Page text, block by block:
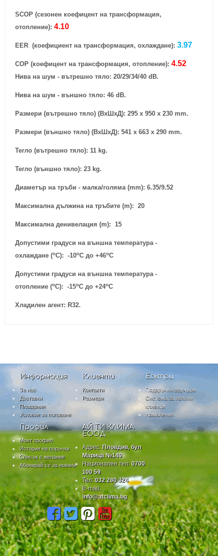
SCOP (сезонен коефицент на трансформация,
отопление): 4.10
EER (коефициент на трансформация, охлаждане): 3.97
COP (коефицент на трансформация, отопление): 4.52
Нива на шум - вътрешно тяло: 20/29/34/40 dB.
Нива на шум - външно тяло: 46 dB.
Размери (вътрешно тяло) (ВxШxД): 295 x 950 x 230 mm.
Размери (външно тяло) (ВxШxД): 541 x 663 x 290 mm.
Тегло (вътрешно тяло): 11 kg.
Тегло (външно тяло): 23 kg.
Диаметър на тръби - малка/голяма (mm): 6.35/9.52
Максимална дължина на тръбите (m): 20
Максимална денивелация (m): 15
Допустими градуси на външна температура -
охлаждане (oC): -10oC до +46oC
Допустими градуси на външна температура -
отопление (oC): -15oC до +24oC
Хладилен агент: R32.
Информация
За нас
Доставки
Плащания
Условия за ползване
Клиенти
Контакти
Размери
Есктри
Подаръчни ваучъри
Система за лоялни
клиенти
Намаления
Профил
Моят профил
История на поръчки
Списък с желания
Абонирай се за новини
АЙ ТИ КЛИМА
ЕООД
Адрес:Пловдив, бул
Марица №140
Национален тел:0700
100 59
Тел:032 280 324
E-mail:
info@atclima.bg